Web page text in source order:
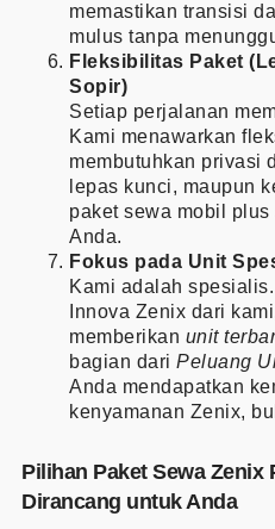
memastikan transisi
mulus tanpa
Fleksibilitas Paket
Sopir)
Setiap perjalanan
Kami menawarkan
membutuhkan privasi
lepas kunci, maupun
paket sewa mobil
Anda.
Fokus pada Unit
Kami adalah
Innova Zenix dari
memberikan unit
bagian dari Peluang
Anda mendapatkan
kenyamanan Zenix,
Pilihan Paket Sewa Zenix
Dirancang untuk Anda